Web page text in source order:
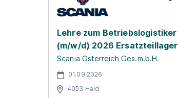
Lehre zum Betriebslogistiker
(m/w/d) 2026 Ersatzteillager
Scania Österreich Ges.m.b.H.
01.09.2026
4053 Haid